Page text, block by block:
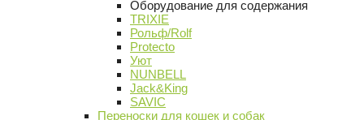
Оборудование для содержания
TRIXIE
Рольф/Rolf
Protecto
Уют
NUNBELL
Jack&King
SAVIC
Переноски для кошек и собак